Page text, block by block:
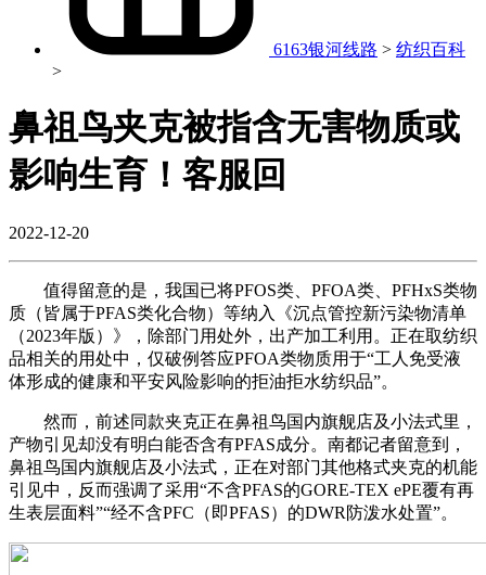
6163银河线路 > 纺织百科
>
鼻祖鸟夹克被指含无害物质或
影响生育！客服回
2022-12-20
值得留意的是，我国已将PFOS类、PFOA类、PFHxS类物
质（皆属于PFAS类化合物）等纳入《沉点管控新污染物清单
（2023年版）》，除部门用处外，出产加工利用。正在取纺织
品相关的用处中，仅破例答应PFOA类物质用于“工人免受液
体形成的健康和平安风险影响的拒油拒水纺织品”。
然而，前述同款夹克正在鼻祖鸟国内旗舰店及小法式里，
产物引见却没有明白能否含有PFAS成分。南都记者留意到，
鼻祖鸟国内旗舰店及小法式，正在对部门其他格式夹克的机能
引见中，反而强调了采用“不含PFAS的GORE-TEX ePE覆有再
生表层面料”“经不含PFC（即PFAS）的DWR防泼水处置”。